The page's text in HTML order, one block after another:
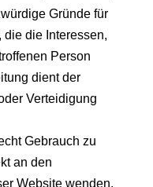
Gründe für
die Interessen,
Person
dient der
Verteidigung
Gebrauch zu
an den
Website wenden.